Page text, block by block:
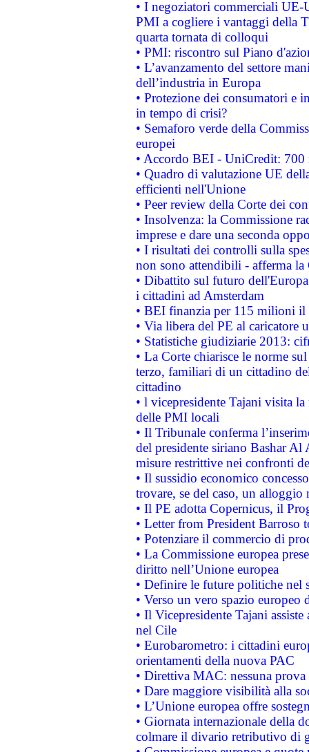
• I negoziatori commerciali UE-
PMI a cogliere i vantaggi della
quarta tornata di colloqui
• PMI: riscontro sul Piano
• L’avanzamento del settore
dell’industria in Europa
• Protezione dei consumatori e
in tempo di crisi?
• Semaforo verde della
europei
• Accordo BEI - UniCredit:
• Quadro di valutazione UE
efficienti nell'Unione
• Peer review della Corte dei
• Insolvenza: la Commissione
imprese e dare una seconda
• I risultati dei controlli sulla
non sono attendibili - afferma la
• Dibattito sul futuro
i cittadini ad Amsterdam
• BEI finanzia per 115 milioni
• Via libera del PE al caricatore
• Statistiche giudiziarie 2013:
• La Corte chiarisce le norme
terzo, familiari di un cittadino
cittadino
• l vicepresidente Tajani visita
delle PMI locali
• Il Tribunale conferma
del presidente siriano Bashar Al
misure restrittive nei confronti
• Il sussidio economico
trovare, se del caso, un
• Il PE adotta Copernicus, il
• Letter from President Barroso
• Potenziare il commercio di
• La Commissione europea
diritto nell’Unione europea
• Definire le future politiche nel
• Verso un vero spazio
• Il Vicepresidente Tajani
nel Cile
• Eurobarometro: i cittadini
orientamenti della nuova PAC
• Direttiva MAC: nessuna
• Dare maggiore visibilità alla
• L’Unione europea offre
• Giornata internazionale della
colmare il divario retributivo di